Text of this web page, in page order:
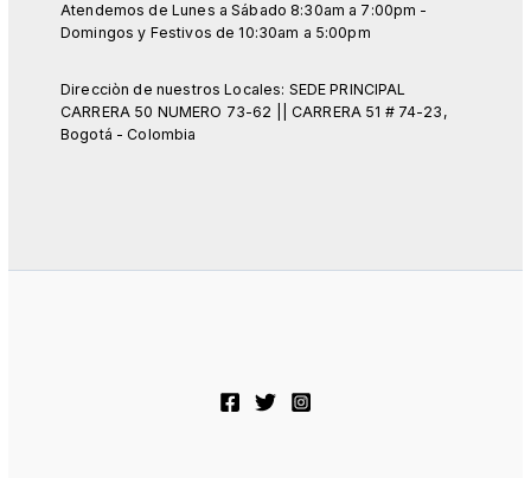
Atendemos de Lunes a Sábado 8:30am a 7:00pm -
Domingos y Festivos de 10:30am a 5:00pm
Direcciòn de nuestros Locales: SEDE PRINCIPAL
CARRERA 50 NUMERO 73-62 || CARRERA 51 # 74-23,
Bogotá - Colombia